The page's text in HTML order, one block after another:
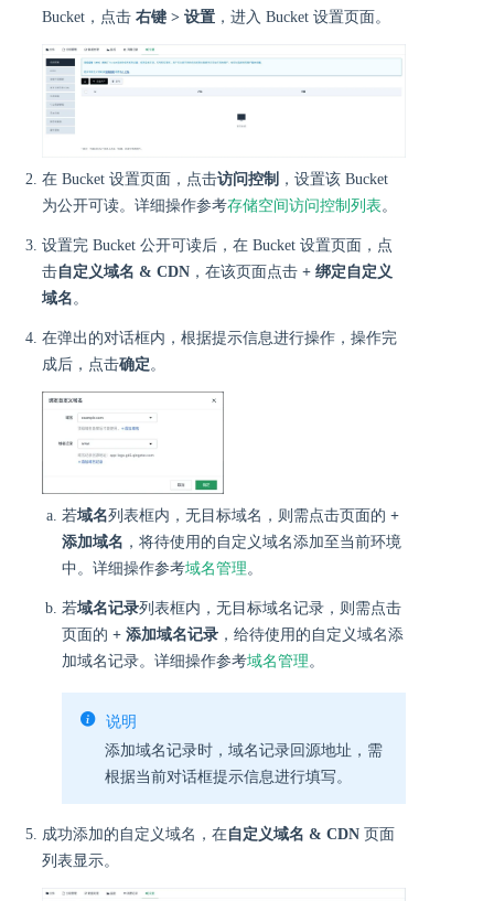
Bucket，点击 右键 > 设置 ，进入 Bucket 设置页面。
在 Bucket 设置页面，点击访问控制 ，设置该 Bucket
为公开可读。详细操作参考存储空间访问控制列表。
设置完 Bucket 公开可读后，在 Bucket 设置页面，点
击自定义域名 & CDN ，在该页面点击 + 绑定自定义
域名。
在弹出的对话框内，根据提示信息进行操作，操作完
成后，点击确定。
若域名列表框内，无目标域名，则需点击页面的 +
添加域名 ，将待使用的自定义域名添加至当前环境
中。详细操作参考域名管理。
若域名记录列表框内，无目标域名记录，则需点击
页面的 + 添加域名记录 ，给待使用的自定义域名添
加域名记录。详细操作参考域名管理。
说明
添加域名记录时，域名记录回源地址，需
根据当前对话框提示信息进行填写。
成功添加的自定义域名，在自定义域名 & CDN 页面
列表显示。